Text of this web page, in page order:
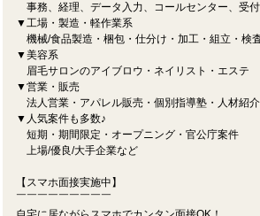
事務、経理、データ入力、コールセンター、受付
▼工場・製造・軽作業系
機械/食品製造・梱包・仕分け・加工・組立・検
▼美容系
眉毛サロンのアイブロウ・ネイリスト・エステ
▼営業・販売
法人営業・アパレル販売・個別指導塾・人材紹介
▼人気案件も多数♪
短期・期間限定・オープニング・官公庁案件
上場/優良/大手企業など
【スマホ面接実施中】
￣￣￣￣￣￣￣￣￣